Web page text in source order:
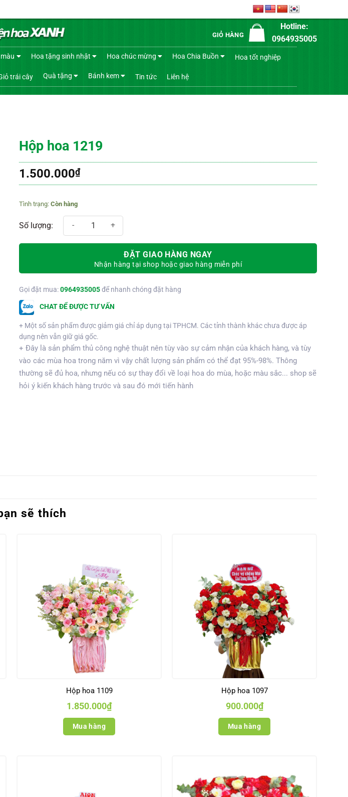
GIỎ HÀNG
Hotline:
0964935005
Hoa tặng sinh nhật Hoa chúc mừng Hoa Chia Buồn Hoa tốt nghiệp
trái cây Quà tặng Bánh kem Tin tức Liên hệ
Hộp hoa 1219
1.500.000₫
Còn hàng
Hộp hoa 1219 số lượng
ĐẶT GIAO HÀNG NGAY
Nhận hàng tại shop hoặc giao hàng miễn phí
Gọi đặt mua:0964935005để nhanh chóng đặt hàng
CHAT ĐỂ ĐƯỢC TƯ VẤN
+ Một số sản phẩm được giảm giá chỉ áp dụng tại TPHCM. Các tỉnh thành khác chưa được áp
dụng nên vẫn giữ giá gốc.
+ Đây là sản phẩm thủ công nghệ thuật nên tùy vào sự cảm nhận của khách hàng, và tùy
vào các mùa hoa trong năm vì vậy chất lượng sản phẩm có thể đạt 95%-98%. Thông
thường sẽ đủ hoa, nhưng nếu có sự thay đổi về loại hoa do mùa, hoặc màu sắc... shop sẽ
hỏi ý kiến khách hàng trước và sau đó mới tiến hành
sẽ thích
Hộp hoa 1109
1.850.000₫
Mua hàng
Hộp hoa 1097
900.000₫
Mua hàng